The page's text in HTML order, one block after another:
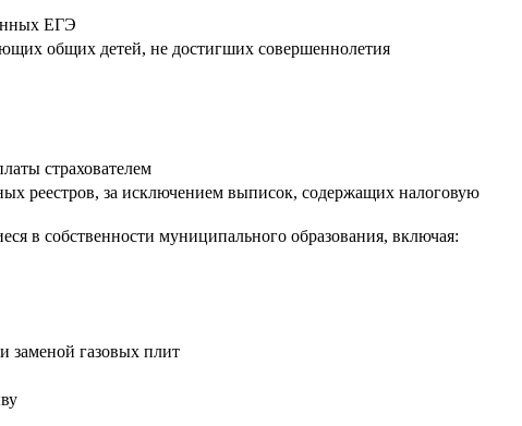
ЕГЭ
общих детей, не достигших совершеннолетия
страхователем
реестров, за исключением выписок, содержащих налоговую
в собственности муниципального образования, включая:
заменой газовых плит